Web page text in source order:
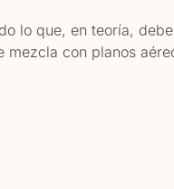
lo que, en teoría,
con planos